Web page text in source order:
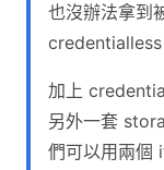
也沒辦法拿到
credentialless
加上
另外一套
們可以用兩個